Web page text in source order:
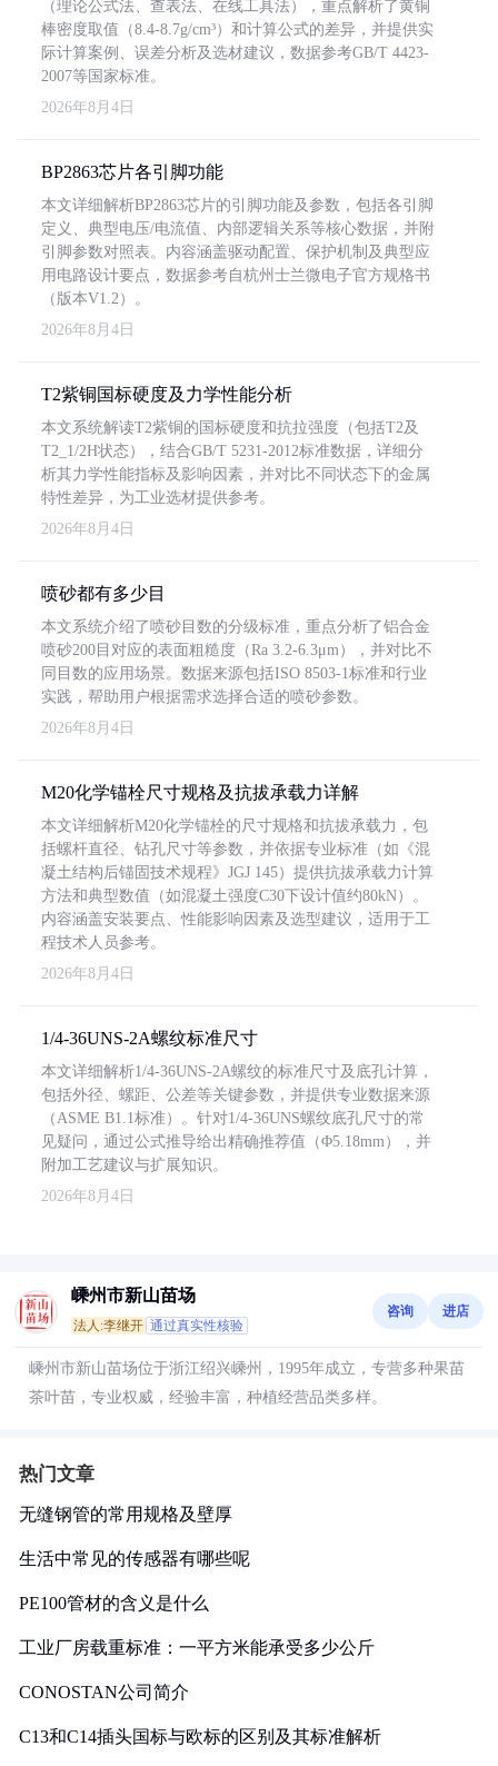
（理论公式法、查表法、在线工具法），重点解析了黄铜
棒密度取值（8.4-8.7g/cm³）和计算公式的差异，并提供实
际计算案例、误差分析及选材建议，数据参考GB/T 4423-
2007等国家标准。
2026年8月4日
BP2863芯片各引脚功能
本文详细解析BP2863芯片的引脚功能及参数，包括各引脚
定义、典型电压/电流值、内部逻辑关系等核心数据，并附
引脚参数对照表。内容涵盖驱动配置、保护机制及典型应
用电路设计要点，数据参考自杭州士兰微电子官方规格书
（版本V1.2）。
2026年8月4日
T2紫铜国标硬度及力学性能分析
本文系统解读T2紫铜的国标硬度和抗拉强度（包括T2及
T2_1/2H状态），结合GB/T 5231-2012标准数据，详细分
析其力学性能指标及影响因素，并对比不同状态下的金属
特性差异，为工业选材提供参考。
2026年8月4日
喷砂都有多少目
本文系统介绍了喷砂目数的分级标准，重点分析了铝合金
喷砂200目对应的表面粗糙度（Ra 3.2-6.3μm），并对比不
同目数的应用场景。数据来源包括ISO 8503-1标准和行业
实践，帮助用户根据需求选择合适的喷砂参数。
2026年8月4日
M20化学锚栓尺寸规格及抗拔承载力详解
本文详细解析M20化学锚栓的尺寸规格和抗拔承载力，包
括螺杆直径、钻孔尺寸等参数，并依据专业标准（如《混
凝土结构后锚固技术规程》JGJ 145）提供抗拔承载力计算
方法和典型数值（如混凝土强度C30下设计值约80kN）。
内容涵盖安装要点、性能影响因素及选型建议，适用于工
程技术人员参考。
2026年8月4日
1/4-36UNS-2A螺纹标准尺寸
本文详细解析1/4-36UNS-2A螺纹的标准尺寸及底孔计算，
包括外径、螺距、公差等关键参数，并提供专业数据来源
（ASME B1.1标准）。针对1/4-36UNS螺纹底孔尺寸的常
见疑问，通过公式推导给出精确推荐值（Φ5.18mm），并
附加工艺建议与扩展知识。
2026年8月4日
嵊州市新山苗场
法人:李继开 通过真实性核验
咨询 进店
嵊州市新山苗场位于浙江绍兴嵊州，1995年成立，专营多种果苗
茶叶苗，专业权威，经验丰富，种植经营品类多样。
热门文章
无缝钢管的常用规格及壁厚
生活中常见的传感器有哪些呢
PE100管材的含义是什么
工业厂房载重标准：一平方米能承受多少公斤
CONOSTAN公司简介
C13和C14插头国标与欧标的区别及其标准解析